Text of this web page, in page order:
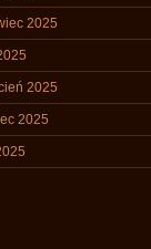
2025
2025
2025